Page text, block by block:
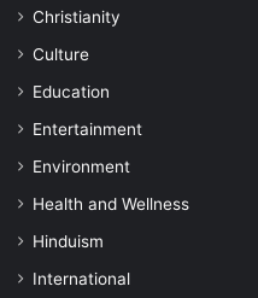
Christianity
Culture
Education
Entertainment
Environment
Health and Wellness
Hinduism
International